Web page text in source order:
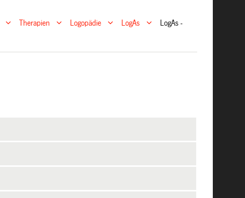
Therapien Logopädie LogAs
LogAs -